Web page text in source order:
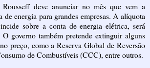
deve anunciar no mês que vem a
de energia para grandes empresas. A alíquota
sobre a conta de energia elétrica, será
O governo também pretende extinguir alguns
preço, como a Reserva Global de Reversão
de Combustíveis (CCC), entre outros.